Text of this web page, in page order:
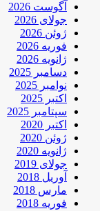
آگوست 2026
جولای 2026
ژوئن 2026
فوریه 2026
ژانویه 2026
دسامبر 2025
نوامبر 2025
اکتبر 2025
سپتامبر 2025
اکتبر 2020
ژوئن 2020
ژانویه 2020
جولای 2019
آوریل 2018
مارس 2018
فوریه 2018